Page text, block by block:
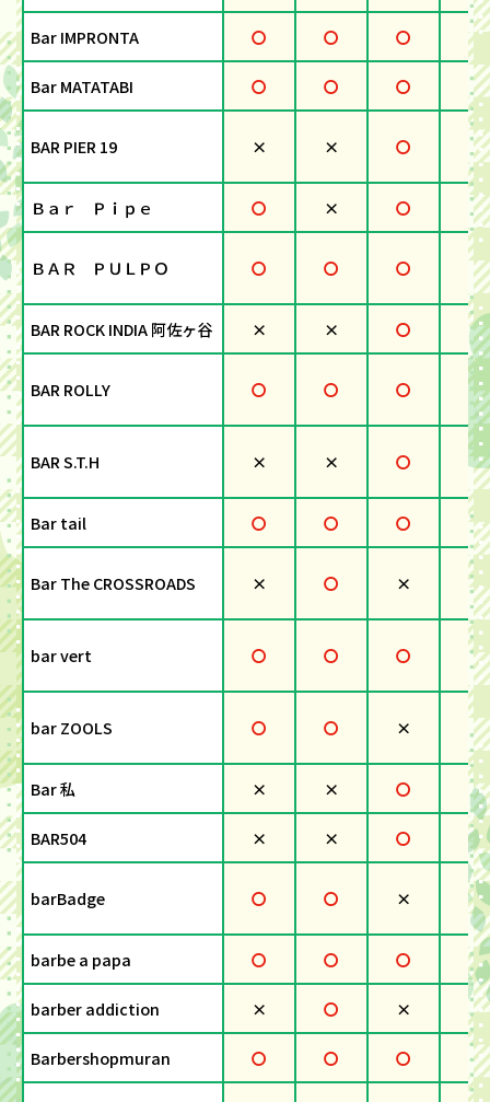
Bar IMPRONTA 〇 〇 〇 ×
Bar MATATABI 〇 〇 〇 ×
BAR PIER 19 × × 〇 ×
Ｂａｒ Ｐｉｐｅ 〇 × 〇 〇
ＢＡＲ ＰＵＬＰＯ 〇 〇 〇 〇
BAR ROCK INDIA 阿佐ヶ谷 × × 〇 ×
BAR ROLLY 〇 〇 〇 ×
BAR S.T.H × × 〇 ×
Bar tail 〇 〇 〇 ×
Bar The CROSSROADS × 〇 × ×
bar vert 〇 〇 〇 ×
bar ZOOLS 〇 〇 × ×
Bar 私 × × 〇 ×
BAR504 × × 〇 ×
barBadge 〇 〇 × ×
barbe a papa 〇 〇 〇 ×
barber addiction × 〇 × 〇
Barbershopmuran 〇 〇 〇 ×